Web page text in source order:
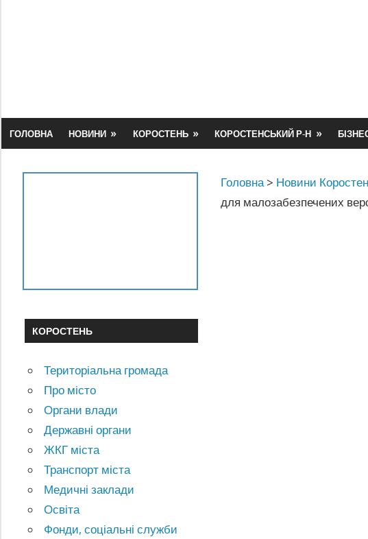
ГОЛОВНА НОВИНИ КОРОСТЕНЬ КОРОСТЕНСЬКИЙ Р-Н
Головна > Новини
для малозабезпечених
КОРОСТЕНЬ
Територіальна громада
Про місто
Органи влади
Державні органи
ЖКГ міста
Транспорт міста
Медичні заклади
Освіта
Фонди, соціальні служби